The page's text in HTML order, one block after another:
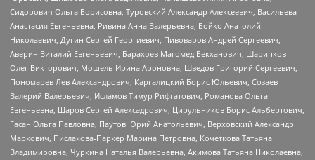
Сидорович Ольга Борисовна, Туровский Александр Алексеевич, Васильева
Анастасия Евгеньевна, Ривина Анна Валерьевна, Бойко Анатолий
Николаевич, Дугин Сергей Георгиевич, Пивоваров Андрей Сергеевич,
Аверин Виталий Евгеньевич, Барахоев Магомед Бекханович, Шарипков
Олег Викторович, Мошель Ирина Ароновна, Шведов Григорий Сергеевич,
Пономарев Лев Александрович, Каргалицкий Борис Юльевич, Созаев
Валерий Валерьевич, Исламов Тимур Рифгатович, Романова Ольга
Евгеньевна, Щаров Сергей Алексадрович, Цирульников Борис Альбертович,
Гасан Ольга Павловна, Паутов Юрий Анатольевич, Верховский Александр
Маркович, Пислакова-Паркер Марина Петровна, Кочеткова Татьяна
Владимировна, Чуркина Наталья Валерьевна, Акимова Татьяна Николаевна,